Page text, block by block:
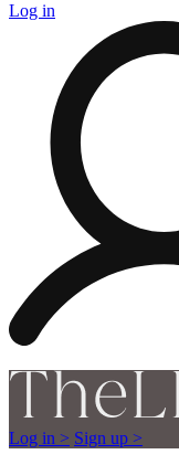
Log in
Log in > Sign up >